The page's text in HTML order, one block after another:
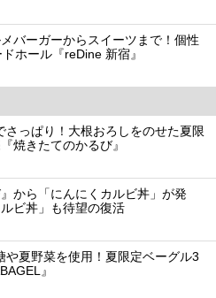
バーガーからスイーツまで！個性
ホール『reDine 新宿』
さっぱり！大根おろしをのせた夏限
焼きたてのかるび』
』から「にんにくカルビ丼」が発
ビ丼」も待望の復活
や夏野菜を使用！夏限定ベーグル3
』